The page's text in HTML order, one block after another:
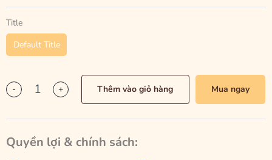
Title
Default Title
- + Thêm vào giỏ hàng Mua ngay
Quyền lợi & chính sách: